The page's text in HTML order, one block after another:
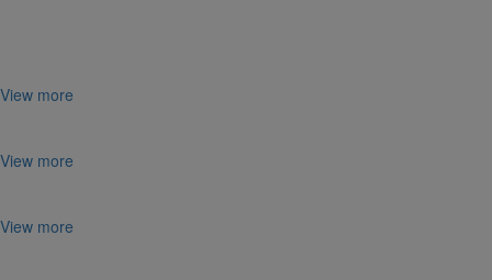
View more
View more
View more